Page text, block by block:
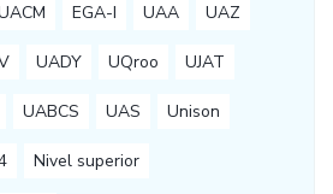
EGA-I UAA UAZ
UADY UQroo UJAT
UABCS UAS Unison
Nivel superior